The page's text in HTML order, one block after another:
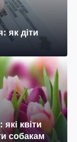
як діти
квіти
собакам